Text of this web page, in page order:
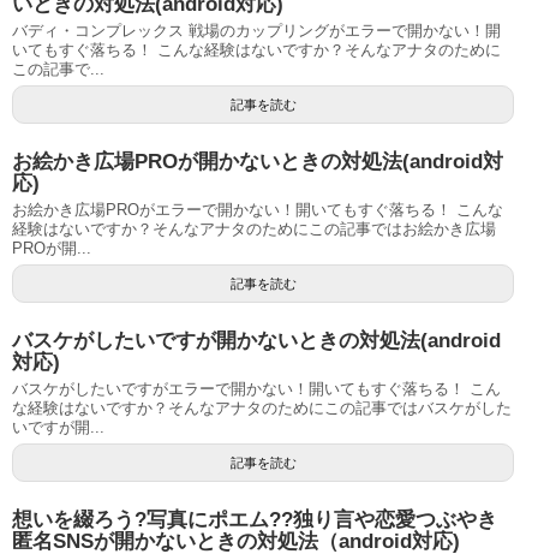
バディ・コンプレックス 戦場のカップリングがエラーで開かない！開
いてもすぐ落ちる！ こんな経験はないですか？そんなアナタのために
この記事で...
記事を読む
お絵かき広場PROが開かないときの対処法(android対
応)
お絵かき広場PROがエラーで開かない！開いてもすぐ落ちる！ こんな
経験はないですか？そんなアナタのためにこの記事ではお絵かき広場
PROが開...
記事を読む
バスケがしたいですが開かないときの対処法(android
対応)
バスケがしたいですがエラーで開かない！開いてもすぐ落ちる！ こん
な経験はないですか？そんなアナタのためにこの記事ではバスケがした
いですが開...
記事を読む
想いを綴ろう?写真にポエム??独り言や恋愛つぶやき
匿名SNSが開かないときの対処法（android対応)